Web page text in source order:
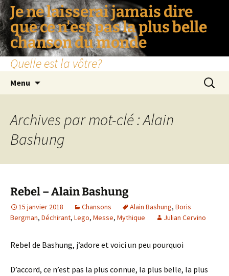
Je ne laisserai jamais dire
que ce n'est pas la plus belle
chanson du monde
Quelle est la vôtre?
Menu
Archives par mot-clé : Alain
Bashung
Rebel – Alain Bashung
15 janvier 2018 Chansons Alain Bashung, Boris
Bergman, Déchirant, Lego, Messe, Mythique Julian Cervino
Rebel de Bashung, j’adore et voici un peu pourquoi
D’accord, ce n’est pas la plus connue, la plus belle, la plus